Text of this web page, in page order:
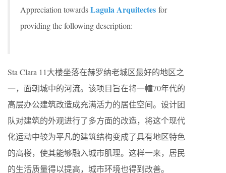
Appreciation towardsLagula Arquitectes for
providing the following description:
Sta Clara 11大楼坐落在赫罗纳老城区最好的地区之
一，面朝城中的河流。该项目旨在将一幢70年代的
高层办公建筑改造成充满活力的居住空间。设计团
队对建筑的外观进行了多方面的改造，将这个现代
化运动中较为平凡的建筑结构变成了具有地区特色
的高楼，使其能够融入城市肌理。这样一来，居民
的生活质量得以提高，城市环境也得到改善。